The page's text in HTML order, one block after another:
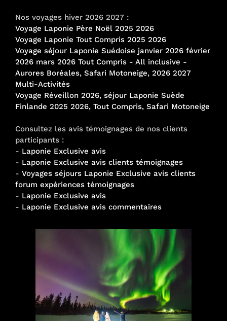
Nos voyages hiver 2026 2027 :
Voyage Laponie Père Noël 2025 2026
Voyage Laponie Tout Compris 2025 2026
Voyage séjour Laponie Suédoise janvier 2026 février
2026 mars 2026 Tout Compris - All inclusive -
Aurores Boréales, Safari Motoneige, 2026 2027
Multi-Activités
Voyage Réveillon 2026, séjour Laponie Suède
Finlande 2025 2026, Tout Compris, Safari Motoneige
Consultez les avis témoignages de nos clients
participants :
- Laponie Exclusive avis
- Laponie Exclusive avis clients témoignages
- Voyages séjours Laponie Exclusive avis clients
forum expériences témoignages
- Laponie Exclusive avis
- Laponie Exclusive avis commentaires